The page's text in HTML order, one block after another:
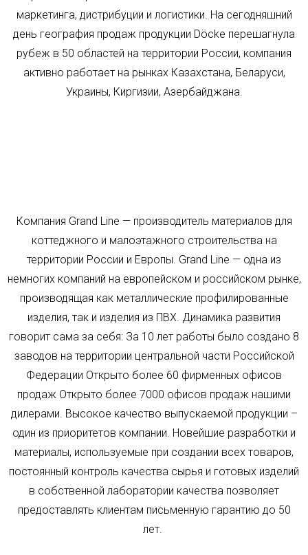
маркетинга, дистрибуции и логистики. На сегодняшний
день география продаж продукции Döcke перешагнула
рубеж в 50 областей на территории России, компания
активно работает на рынках Казахстана, Беларуси,
Украины, Киргизии, Азербайджана.
Компания Grand Line — производитель материалов для
коттеджного и малоэтажного строительства на
территории России и Европы. Grand Line — одна из
немногих компаний на европейском и российском рынке,
производящая как металлические профилированные
изделия, так и изделия из ПВХ. Динамика развития
говорит сама за себя: За 10 лет работы было создано 8
заводов на территории центральной части Российской
Федерации Открыто более 60 фирменных офисов
продаж Открыто более 7000 офисов продаж нашими
дилерами. Высокое качество выпускаемой продукции –
один из приоритетов компании. Новейшие разработки и
материалы, используемые при создании всех товаров,
постоянный контроль качества сырья и готовых изделий
в собственной лаборатории качества позволяет
предоставлять клиентам письменную гарантию до 50
лет.